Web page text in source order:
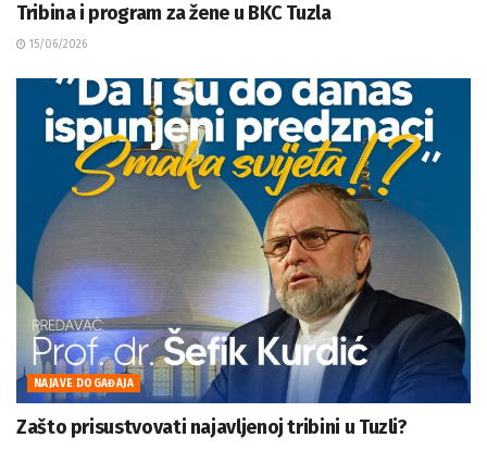
Tribina i program za žene u BKC Tuzla
15/06/2026
NAJAVE DOGAĐAJA
Zašto prisustvovati najavljenoj tribini u Tuzli?